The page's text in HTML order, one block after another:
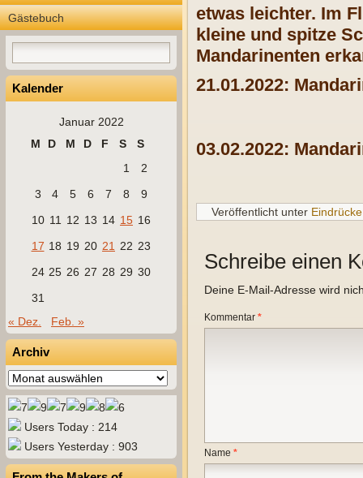
Gästebuch
Kalender
Januar 2022
M
D M D F S
S
1
2
3
4 5 6 7 8
9
10 11 12 13 14 15 16
17 18 19 20 21 22 23
24 25 26 27 28 29 30
31
« Dez.
Feb. »
Archiv
Archiv
Users Today : 214
Users Yesterday : 903
etwas leichter. Im
kleine und spitze
Mandarinenten
21.01.2022:
03.02.2022:
Veröffentlicht unter Eindrücke
Schreibe einen
Deine E-Mail-Adresse wird
Kommentar *
Name *